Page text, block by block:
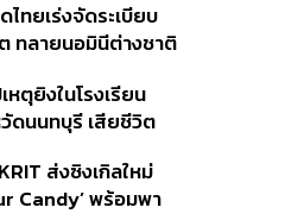
ยน
ไทยเร่งจัดระเบียบ
ทลายนอมินีต่างชาติ
เคลียร์ใบอนุญาต
รมค้าง 7 ปี
หตุยิงในโรงเรียน
ดนนทบุรี เสียชีวิต
ประวัติคดีกราดยิงที่
ฯ
ส่งซิงเกิลใหม่
Candy’ พร้อมพา